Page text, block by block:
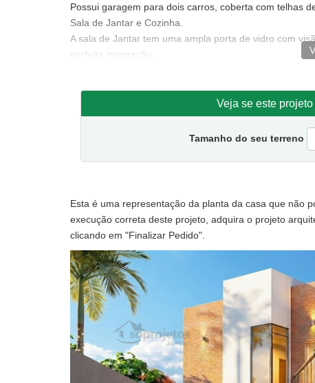
Possui garagem para dois carros, coberta com telhas
Sala de Jantar e Cozinha.
A sala de Jantar tem uma ampla porta de vidro com
perfeita integração.
também dá à uma sacada superior onde todos os
A casa tem um formato irregular e podemos
No Térreo temos um Total de 111,49 m² sendo:
Área interna – 61,64 m²
Garagem – 31,08 m²
Serviço e churrasqueira – 18,77 m²
No superior temos um total de 67,59 m² sendo:
Área interna – 57,33 m²
Área de sacada – 10,26 m²
Veja se este
Tamanho do seu terreno
Esta é uma representação da planta da casa que não
execução correta deste projeto, adquira o projeto
clicando em "Finalizar Pedido".